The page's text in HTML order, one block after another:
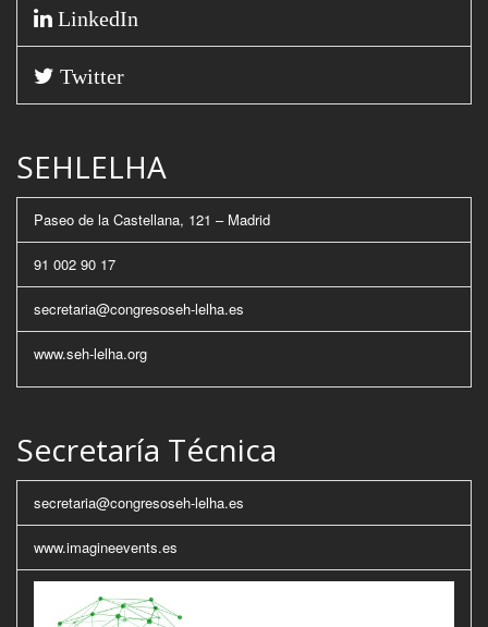
LinkedIn
Twitter
SEHLELHA
Paseo de la Castellana, 121 – Madrid
91 002 90 17
secretaria@congresoseh-lelha.es
www.seh-lelha.org
Secretaría Técnica
secretaria@congresoseh-lelha.es
www.imagineevents.es